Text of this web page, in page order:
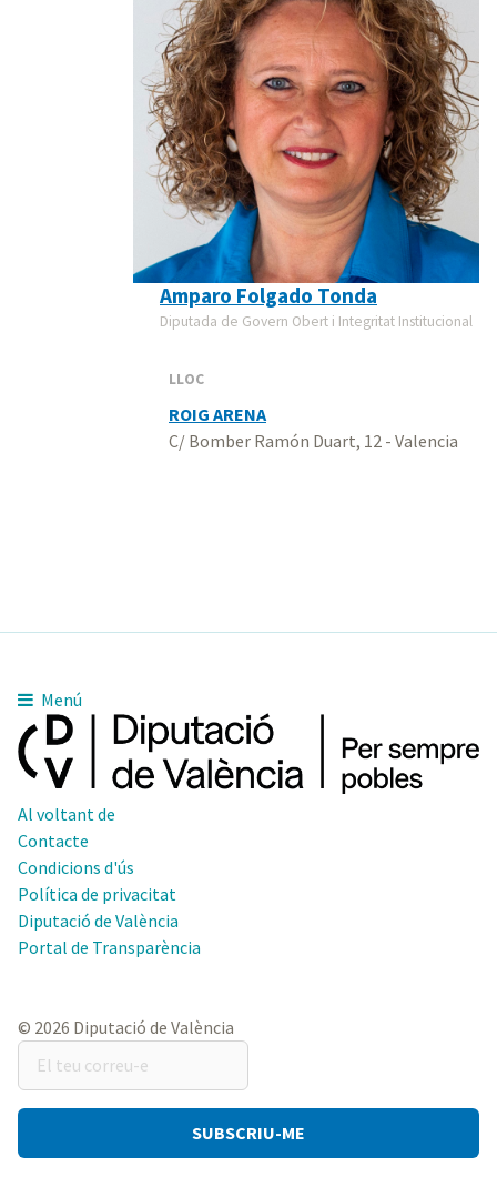
Amparo Folgado Tonda
Diputada de Govern Obert i Integritat Institucional
LLOC
ROIG ARENA
C/ Bomber Ramón Duart, 12 - Valencia
Menú
Al voltant de
Contacte
Condicions d'ús
Política de privacitat
Diputació de València
Portal de Transparència
© 2026 Diputació de València
El
teu
correu-